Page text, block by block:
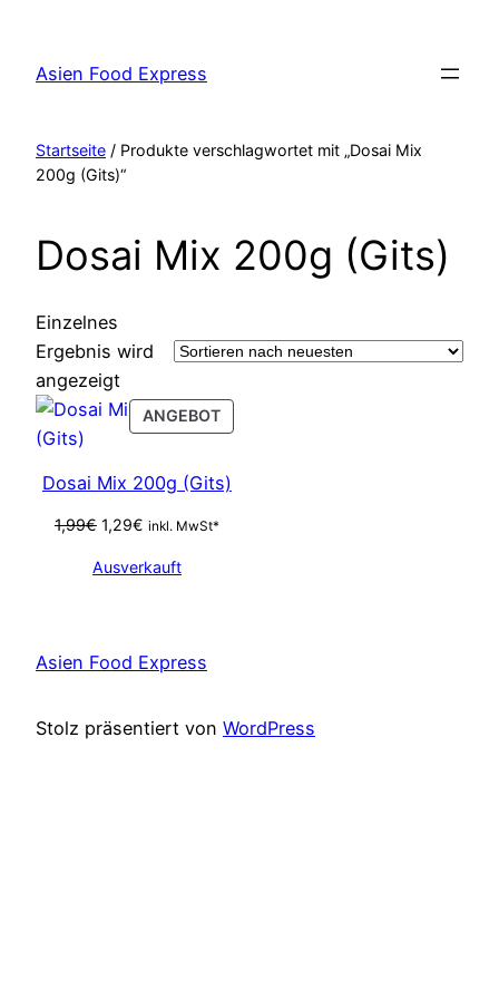
springen
Asien Food Express
Startseite / Produkte verschlagwortet mit „Dosai Mix
200g (Gits)“
Dosai Mix 200g (Gits)
Einzelnes
Ergebnis wird
angezeigt
ANGEBOTPRODUCT
ON
Dosai Mix 200g (Gits)
1,99€ Ursprünglicher
war:
1,29€Aktueller
ist:
inkl. MwSt*
Ausverkauft
Asien Food Express
Stolz präsentiert von WordPress